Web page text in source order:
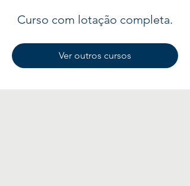
Curso com lotação completa.
Ver outros cursos